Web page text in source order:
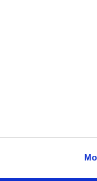
y el estrés, un
Si a lo explicado en
de nuestro
de paz,
es una percepción